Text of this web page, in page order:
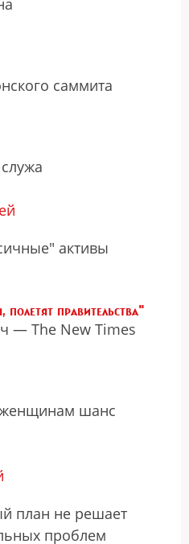
саммита
активы
полетят правительства"
— The New Times
шанс
план не решает
проблем